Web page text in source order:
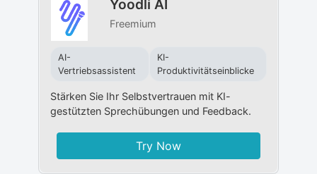
Yoodli AI
Freemium
AI-
Vertriebsassistent
KI-
Produktivitätseinblicke
Stärken Sie Ihr Selbstvertrauen mit KI-
gestützten Sprechübungen und Feedback.
Try Now